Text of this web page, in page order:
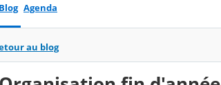
Blog Agenda
au blog